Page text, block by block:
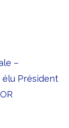
–
élu Président